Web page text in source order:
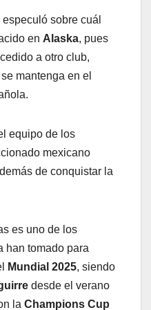
sobre cuál
en Alaska, pues
a otro club,
mantenga en el
equipo de los
mexicano
de conquistar la
es uno de los
han tomado para
Mundial 2025, siendo
desde el verano
la Champions Cup